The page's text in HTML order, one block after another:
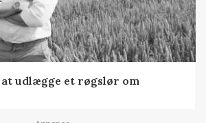
udlægge et røgslør om